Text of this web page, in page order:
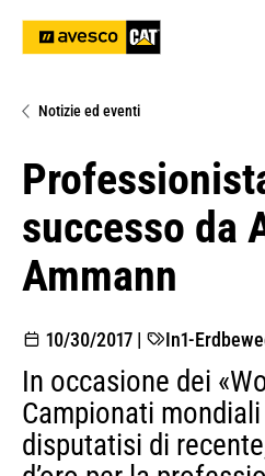
Notizie ed eventi
successo da
Ammann
10/30/2017 | In1-
In occasione dei
Campionati
disputatisi di